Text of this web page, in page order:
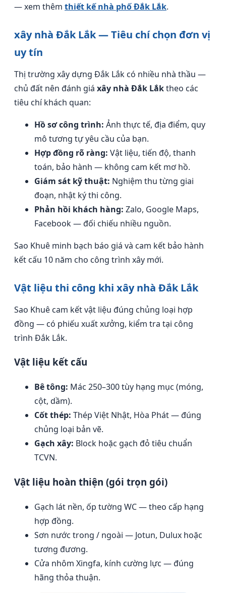
— xem thêm thiết kế nhà phố Đắk Lắk.
xây nhà Đắk Lắk — Tiêu chí chọn đơn vị
uy tín
Thị trường xây dựng Đắk Lắk có nhiều nhà thầu —
chủ đất nên đánh giá xây nhà Đắk Lắktheo các
tiêu chí khách quan:
Hồ sơ công trình: Ảnh thực tế, địa điểm, quy
mô tương tự yêu cầu của bạn.
Hợp đồng rõ ràng: Vật liệu, tiến độ, thanh
toán, bảo hành — không cam kết mơ hồ.
Giám sát kỹ thuật: Nghiệm thu từng giai
đoạn, nhật ký thi công.
Phản hồi khách hàng: Zalo, Google Maps,
Facebook — đối chiếu nhiều nguồn.
Sao Khuê minh bạch báo giá và cam kết bảo hành
kết cấu 10 năm cho công trình xây mới.
Vật liệu thi công khi xây nhà Đắk Lắk
Sao Khuê cam kết vật liệu đúng chủng loại hợp
đồng — có phiếu xuất xưởng, kiểm tra tại công
trình Đắk Lắk.
Vật liệu kết cấu
Bê tông: Mác 250–300 tùy hạng mục (móng,
cột, dầm).
Cốt thép: Thép Việt Nhật, Hòa Phát — đúng
chủng loại bản vẽ.
Gạch xây: Block hoặc gạch đỏ tiêu chuẩn
TCVN.
Vật liệu hoàn thiện (gói trọn gói)
Gạch lát nền, ốp tường WC — theo cấp hạng
hợp đồng.
Sơn nước trong / ngoài — Jotun, Dulux hoặc
tương đương.
Cửa nhôm Xingfa, kính cường lực — đúng
hãng thỏa thuận.